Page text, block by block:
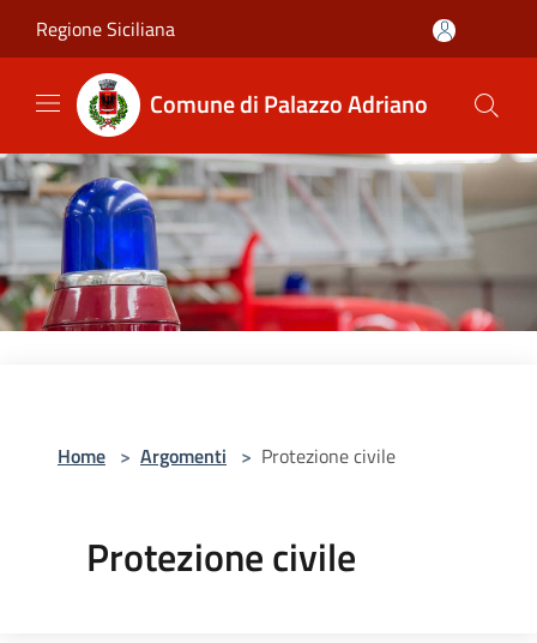
Regione Siciliana
Comune di Palazzo Adriano
Home > Argomenti > Protezione civile
Protezione civile